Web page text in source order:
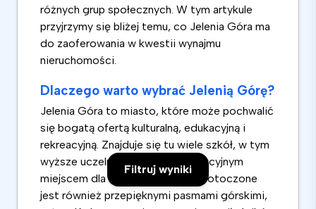
Filtruj wyniki
różnych grup społecznych. W tym artykule
przyjrzymy się bliżej temu, co Jelenia Góra ma
do zaoferowania w kwestii wynajmu
nieruchomości.
Dlaczego warto wybrać Jelenią Górę?
Jelenia Góra to miasto, które może pochwalić
się bogatą ofertą kulturalną, edukacyjną i
rekreacyjną. Znajduje się tu wiele szkół, w tym
wyższe uczelnie, co czyni je atrakcyjnym
miejscem dla studentów. Miasto otoczone
jest również przepięknymi pasmami górskimi,